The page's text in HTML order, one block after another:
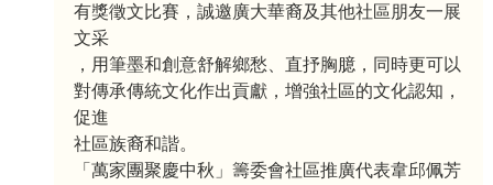
有獎徵文比賽，誠邀廣大華裔及其他社區朋友一展
文采
，用筆墨和創意舒解鄉愁、直抒胸臆，同時更可以
對傳承傳統文化作出貢獻，增強社區的文化認知，
促進
社區族裔和諧。
「萬家團聚慶中秋」籌委會社區推廣代表韋邱佩芳